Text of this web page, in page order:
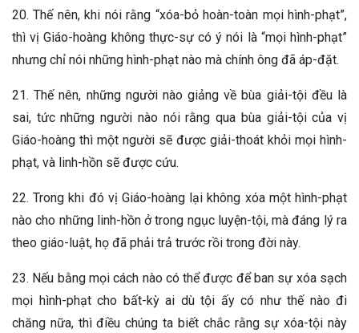
20. Thế nên, khi nói rằng “xóa-bỏ hoàn-toàn mọi hình-phạt”,
thì vị Giáo-hoàng không thực-sự có ý nói là “mọi hình-phạt”
nhưng chỉ nói những hình-phạt nào mà chính ông đã áp-đặt.
21. Thế nên, những người nào giảng về bùa giải-tội đều là
sai, tức những người nào nói rằng qua bùa giải-tội của vị
Giáo-hoàng thì một người sẽ được giải-thoát khỏi mọi hình-
phạt, và linh-hồn sẽ được cứu.
22. Trong khi đó vị Giáo-hoàng lại không xóa một hình-phạt
nào cho những linh-hồn ở trong ngục luyện-tội, mà đáng lý ra
theo giáo-luật, họ đã phải trả trước rồi trong đời này.
23. Nếu bằng mọi cách nào có thể được để ban sự xóa sạch
mọi hình-phạt cho bất-kỳ ai dù tội ấy có như thế nào đi
chăng nữa, thì điều chúng ta biết chắc rằng sự xóa-tội này